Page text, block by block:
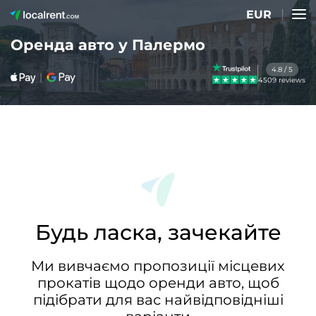
EUR
Оренда авто у Палермо
4.8 / 5
4509 reviews
Будь ласка, зачекайте
Ми вивчаємо пропозиції місцевих
прокатів щодо оренди авто, щоб
підібрати для вас найвідповідніші